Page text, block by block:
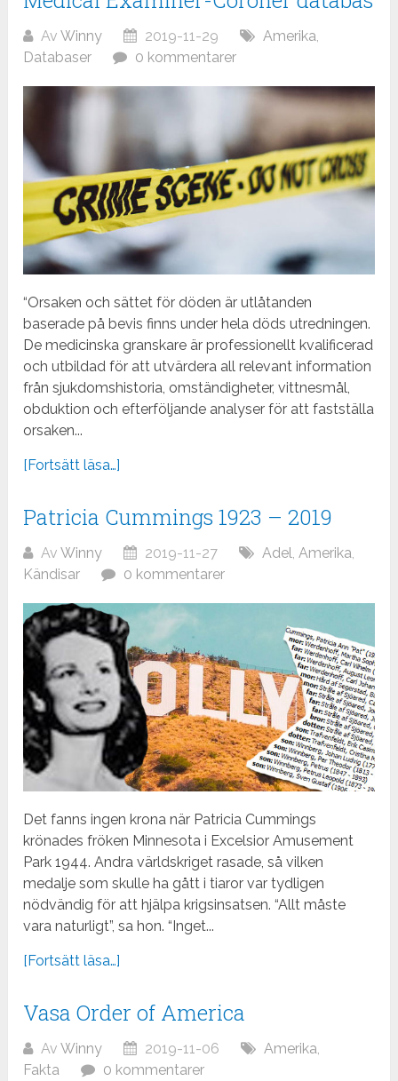
AvWinny 2019-11-29 Amerika,
Databaser
0 kommentarer
“Orsaken och sättet för döden är utlåtanden
baserade på bevis finns under hela döds utredningen.
De medicinska granskare är professionellt kvalificerad
och utbildad för att utvärdera all relevant information
från sjukdomshistoria, omständigheter, vittnesmål,
obduktion och efterföljande analyser för att fastställa
orsaken...
[Fortsätt läsa…]
Patricia Cummings 1923 – 2019
AvWinny 2019-11-27 Adel,Amerika,
Kändisar
0 kommentarer
Det fanns ingen krona när Patricia Cummings
krönades fröken Minnesota i Excelsior Amusement
Park 1944. Andra världskriget rasade, så vilken
medalje som skulle ha gått i tiaror var tydligen
nödvändig för att hjälpa krigsinsatsen. “Allt måste
vara naturligt”, sa hon. “Inget...
[Fortsätt läsa…]
Vasa Order of America
AvWinny 2019-11-06 Amerika,
Fakta
0 kommentarer